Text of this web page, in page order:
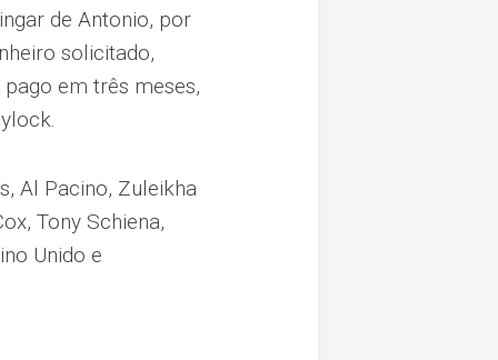
de Antonio, por
solicitado,
em três meses,
Al Pacino, Zuleikha
Tony Schiena,
Unido e